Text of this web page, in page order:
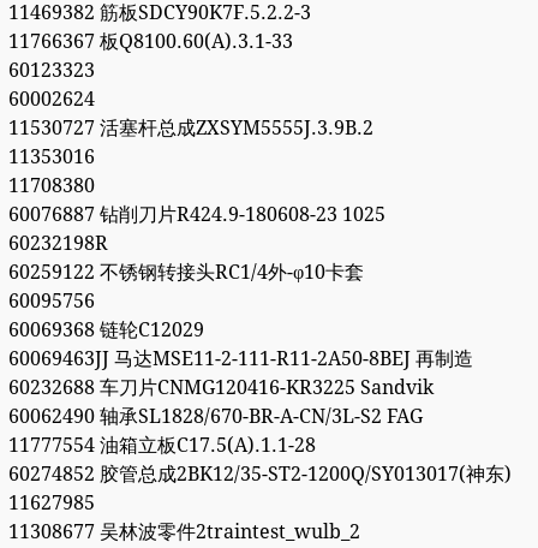
11469382 筋板SDCY90K7F.5.2.2-3
11766367 板Q8100.60(A).3.1-33
60123323
60002624
11530727 活塞杆总成ZXSYM5555J.3.9B.2
11353016
11708380
60076887 钻削刀片R424.9-180608-23 1025
60232198R
60259122 不锈钢转接头RC1/4外-φ10卡套
60095756
60069368 链轮C12029
60069463JJ 马达MSE11-2-111-R11-2A50-8BEJ 再制造
60232688 车刀片CNMG120416-KR3225 Sandvik
60062490 轴承SL1828/670-BR-A-CN/3L-S2 FAG
11777554 油箱立板C17.5(A).1.1-28
60274852 胶管总成2BK12/35-ST2-1200Q/SY013017(神东)
11627985
11308677 吴林波零件2traintest_wulb_2